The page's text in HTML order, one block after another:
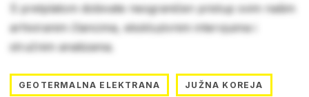
S pretplatom dobivate neograničen pristup svim našim
arhiviranim člancima, ekskluzivnim intervjuima i
stručnim analizama.
GEOTERMALNA ELEKTRANA JUŽNA KOREJA